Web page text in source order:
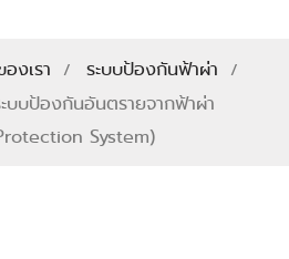
งเรา
ระบบป้องกันฟ้าผ่า
บบป้องกันอันตรายจากฟ้าผ่า
System)